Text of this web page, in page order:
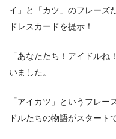
イ」と「カツ」のフレーズ
ドレスカードを提示！
「あなたたち！アイドル
いました。
「アイカツ」というフレ
ドルたちの物語がスタート